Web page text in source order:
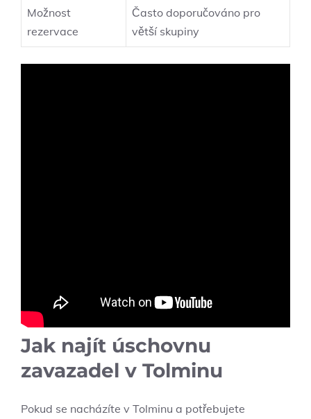
Možnost
rezervace
Často doporučováno pro
větší skupiny
Jak najít úschovnu
zavazadel v Tolminu
Pokud se nacházíte v Tolminu a potřebujete